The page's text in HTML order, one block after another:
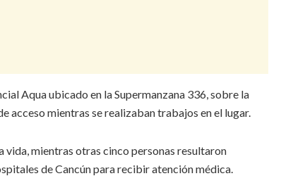
Aqua ubicado en la Supermanzana 336, sobre la
acceso mientras se realizaban trabajos en el lugar.
mientras otras cinco personas resultaron
de Cancún para recibir atención médica.